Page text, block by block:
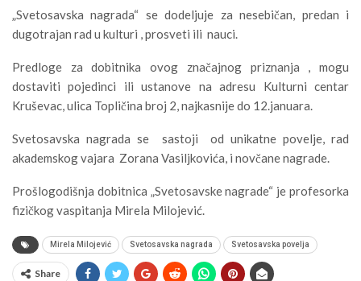
„Svetosavska nagrada“ se dodeljuje za nesebičan, predan i
dugotrajan rad u kulturi , prosveti ili nauci.
Predloge za dobitnika ovog značajnog priznanja , mogu
dostaviti pojedinci ili ustanove na adresu Kulturni centar
Kruševac, ulica Topličina broj 2, najkasnije do 12.januara.
Svetosavska nagrada se sastoji od unikatne povelje, rad
akademskog vajara Zorana Vasiljkovića, i novčane nagrade.
Prošlogodišnja dobitnica „Svetosavske nagrade“ je profesorka
fizičkog vaspitanja Mirela Milojević.
Mirela Milojević Svetosavska nagrada Svetosavska povelja
Share